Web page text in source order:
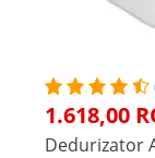
1.618,00
Dedurizator